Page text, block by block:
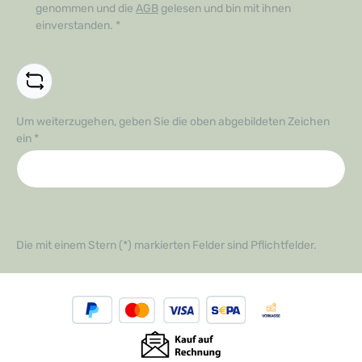
genommen und die AGB gelesen und bin mit ihnen
einverstanden. *
Um weiterzugehen, geben Sie die oben abgebildeten Zeichen
ein *
Die mit einem Stern (*) markierten Felder sind Pflichtfelder.